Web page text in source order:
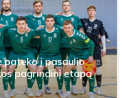
į pasaulio
pagrindinį etapą